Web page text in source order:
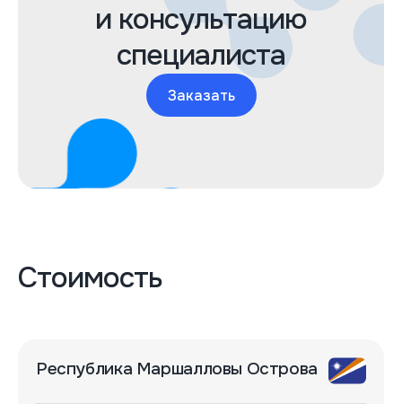
и консультацию
специалиста
Заказать
Стоимость
Республика Маршалловы Острова